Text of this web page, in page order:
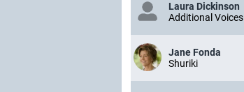
Laura Dickinson
Additional Voices
Jane Fonda
Shuriki